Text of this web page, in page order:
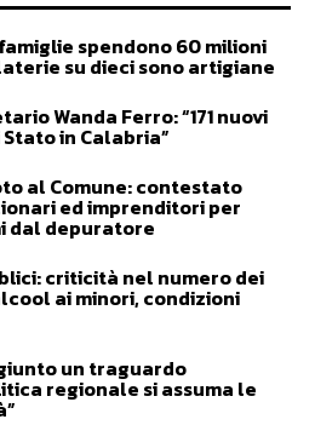
spendono 60 milioni
su dieci sono artigiane
Wanda Ferro: “171 nuovi
in Calabria”
al Comune: contestato
ed imprenditori per
dal depuratore
criticità nel numero dei
ai minori, condizioni
un traguardo
regionale si assuma le